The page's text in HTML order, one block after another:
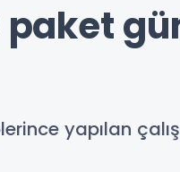
paket
yapılan